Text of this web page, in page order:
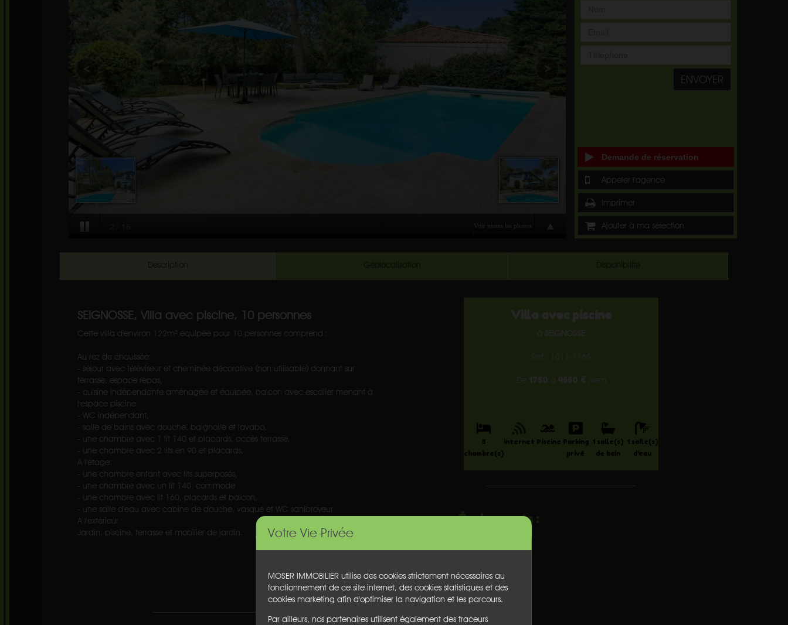
Votre Vie Privée
MOSER IMMOBILIER utilise des cookies strictement nécessaires au
fonctionnement de ce site internet, des cookies statistiques et des
cookies marketing afin d'optimiser la navigation et les parcours.
Par ailleurs, nos partenaires utilisent également des traceurs
ENVOYER
Demande de réservation
Appeler l'agence
Imprimer
Ajouter à ma sélection
Description
SEIGNOSSE, Villa avec piscine, 10 personnes
Cette villa d'environ 122m² équipée pour 10 personnes comprend :
Au rez de chaussée:
- séjour avec téléviseur et cheminée décorative (non utilisable) donnant sur
terrasse, espace repas,
- cuisine indépendante aménagée et équipée, balcon avec escalier menant à
l'espace piscine
- WC indépendant,
- salle de bains avec douche, baignoire et lavabo,
- une chambre avec 1 lit 140 et placards, accès terrasse,
- une chambre avec 2 lits en 90 et placards,
A l'étage:
- une chambre enfant avec lits superposés,
- une chambre avec un lit 140, commode
- une chambre avec lit 160, placards et balcon,
- une salle d'eau avec cabine de douche, vasque et WC sanibroyeur
A l'extérieur :
Jardin, piscine, terrasse et mobilier de jardin.
Villa avec piscine
à SEIGNOSSE
Ref : 1011-7765
De 1750 à 4550 € /sem
5
chambre(s)
internet Piscine Parking
privé
1 salle(s)
de bain
1 salle(s)
d'eau
Équipements :
Bouilloire
Jardin
Lave-Linge
Lave-vaisselle
Piscine